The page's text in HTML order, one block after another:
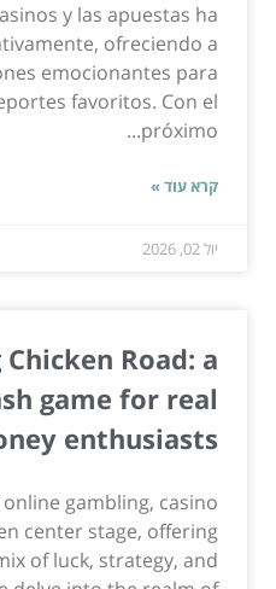
y las apuestas ha
ofreciendo a
emocionantes para
favoritos. Con el
próximo...
קרא עוד »
יול 02, 2026
Road: a
game for real
enthusiasts
gambling, casino
center stage, offering
of luck, strategy, and